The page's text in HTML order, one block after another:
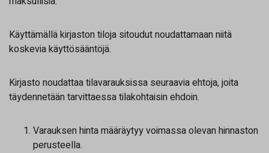
Käyttämällä kirjaston tiloja sitoudut noudattamaan niitä
koskevia käyttösääntöjä.
Kirjasto noudattaa tilavarauksissa seuraavia ehtoja, joita
täydennetään tarvittaessa tilakohtaisin ehdoin.
Varauksen hinta määräytyy voimassa olevan hinnaston
perusteella.